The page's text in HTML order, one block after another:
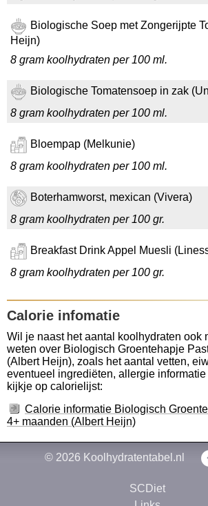
Biologische Soep met Zongerijpte
Heijn)
8 gram koolhydraten per 100 ml.
Biologische Tomatensoep in zak
8 gram koolhydraten per 100 ml.
Bloempap (Melkunie)
8 gram koolhydraten per 100 ml.
Boterhamworst, mexican (Vivera)
8 gram koolhydraten per 100 gr.
Breakfast Drink Appel Muesli
8 gram koolhydraten per 100 gr.
Calorie infomatie
Wil je naast het aantal koolhydraten ook
weten over Biologisch Groentehapje
(Albert Heijn), zoals het aantal vetten,
eventueel ingrediëten, allergie
kijkje op calorielijst:
Calorie informatie Biologisch
4+ maanden (Albert Heijn)
© 2026 Koolhydratentabel.nl
SCDiet